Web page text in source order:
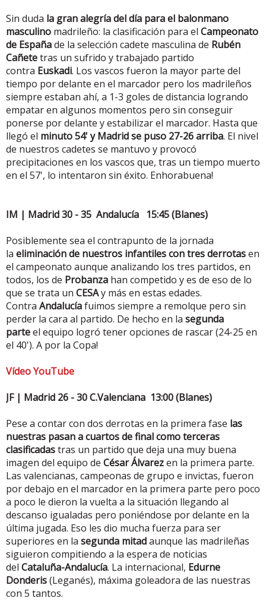
Sin duda la gran alegría del día para el balonmano
masculino madrileño: la clasificación para el Campeonato
de Españade la selección cadete masculina de Rubén
Cañetetras un sufrido y trabajado partido
contra Euskadi. Los vascos fueron la mayor parte del
tiempo por delante en el marcador pero los madrileños
siempre estaban ahí, a 1-3 goles de distancia logrando
empatar en algunos momentos pero sin conseguir
ponerse por delante y estabilizar el marcador. Hasta que
llegó el minuto 54' y Madrid se puso 27-26 arriba. El nivel
de nuestros cadetes se mantuvo y provocó
precipitaciones en los vascos que, tras un tiempo muerto
en el 57', lo intentaron sin éxito. Enhorabuena!
IM | Madrid 30 - 35 Andalucía 15:45 (Blanes)
Posiblemente sea el contrapunto de la jornada
la eliminación de nuestros infantiles con tres derrotasen
el campeonato aunque analizando los tres partidos, en
todos, los de Probanza han competido y es de eso de lo
que se trata un CESAy más en estas edades.
Contra Andalucíafuimos siempre a remolque pero sin
perder la cara al partido. De hecho en la segunda
parteel equipo logró tener opciones de rascar (24-25 en
el 40'). A por la Copa!
Vídeo YouTube
JF | Madrid 26 - 30 C.Valenciana 13:00 (Blanes)
Pese a contar con dos derrotas en la primera fase las
nuestras pasan a cuartos de final como terceras
clasificadastras un partido que deja una muy buena
imagen del equipo de César Álvarezen la primera parte.
Las valencianas, campeonas de grupo e invictas, fueron
por debajo en el marcador en la primera parte pero poco
a poco le dieron la vuelta a la situación llegando al
descanso igualadas pero poniéndose por delante en la
última jugada. Eso les dio mucha fuerza para ser
superiores en la segunda mitadaunque las madrileñas
siguieron compitiendo a la espera de noticias
del Cataluña-Andalucía. La internacional, Edurne
Donderis(Leganés), máxima goleadora de las nuestras
con 5 tantos.